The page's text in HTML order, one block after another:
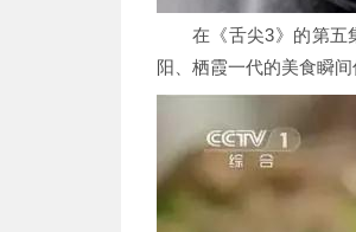
在《舌尖3》的第五
阳、栖霞一代的美食瞬间